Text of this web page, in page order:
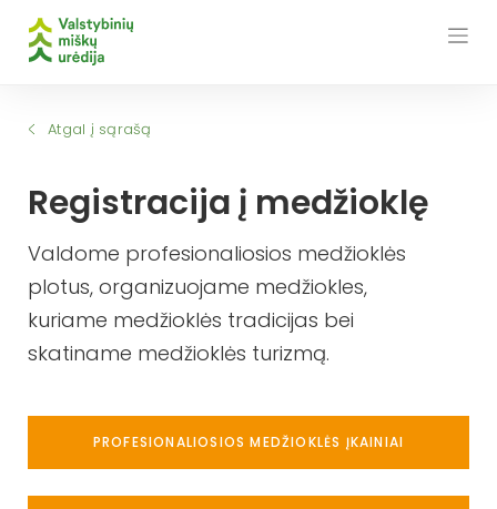
Atgal į sąrašą
Registracija į medžioklę
Valdome profesionaliosios medžioklės
plotus, organizuojame medžiokles,
kuriame medžioklės tradicijas bei
skatiname medžioklės turizmą.
PROFESIONALIOSIOS MEDŽIOKLĖS ĮKAINIAI